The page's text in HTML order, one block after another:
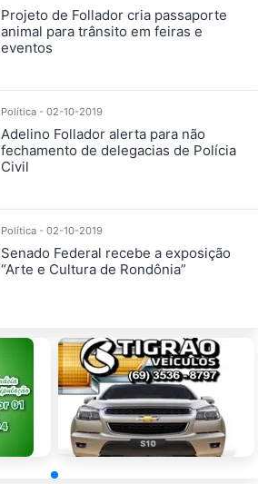
Projeto de Follador cria passaporte
animal para trânsito em feiras e
eventos
Política - 02-10-2019
Adelino Follador alerta para não
fechamento de delegacias de Polícia
Civil
Política - 02-10-2019
Senado Federal recebe a exposição
“Arte e Cultura de Rondônia”